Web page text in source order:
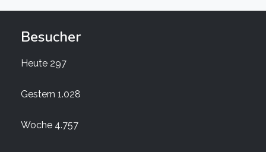
Besucher
Heute 297
Gestern 1.028
Woche 4.757